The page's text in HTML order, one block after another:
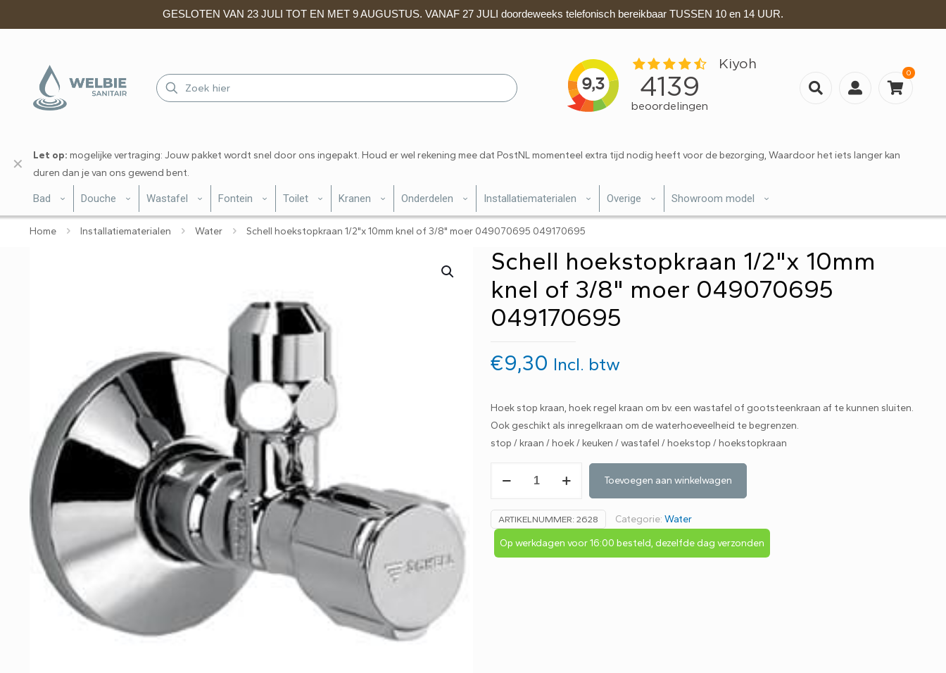
GESLOTEN VAN 23 JULI TOT EN MET 9 AUGUSTUS. VANAF 27 JULI doordeweeks telefonisch bereikbaar TUSSEN 10 en 14 UUR.
0
Let op: mogelijke vertraging: Jouw pakket wordt snel door ons ingepakt. Houd er wel rekening mee dat PostNL momenteel extra tijd nodig heeft voor de bezorging, Waardoor het iets langer kan
duren dan je van ons gewend bent.
✕
Bad Douche Wastafel Fontein Toilet Kranen Onderdelen Installatiematerialen Overige Showroom model
Home Installatiematerialen Water Schell hoekstopkraan 1/2"x 10mm knel of 3/8" moer 049070695 049170695
Schell hoekstopkraan 1/2"x 10mm
knel of 3/8" moer 049070695
049170695
€9,30 Incl. btw
Hoek stop kraan, hoek regel kraan om bv. een wastafel of gootsteenkraan af te kunnen sluiten.
Ook geschikt als inregelkraan om de waterhoeveelheid te begrenzen.
stop / kraan / hoek / keuken / wastafel / hoekstop / hoekstopkraan
hoekstopkraan
10mm
knel
of
Toevoegen aan winkelwagen
ARTIKELNUMMER:2628 Categorie:Water
Op werkdagen voor 16:00 besteld, dezelfde dag verzonden